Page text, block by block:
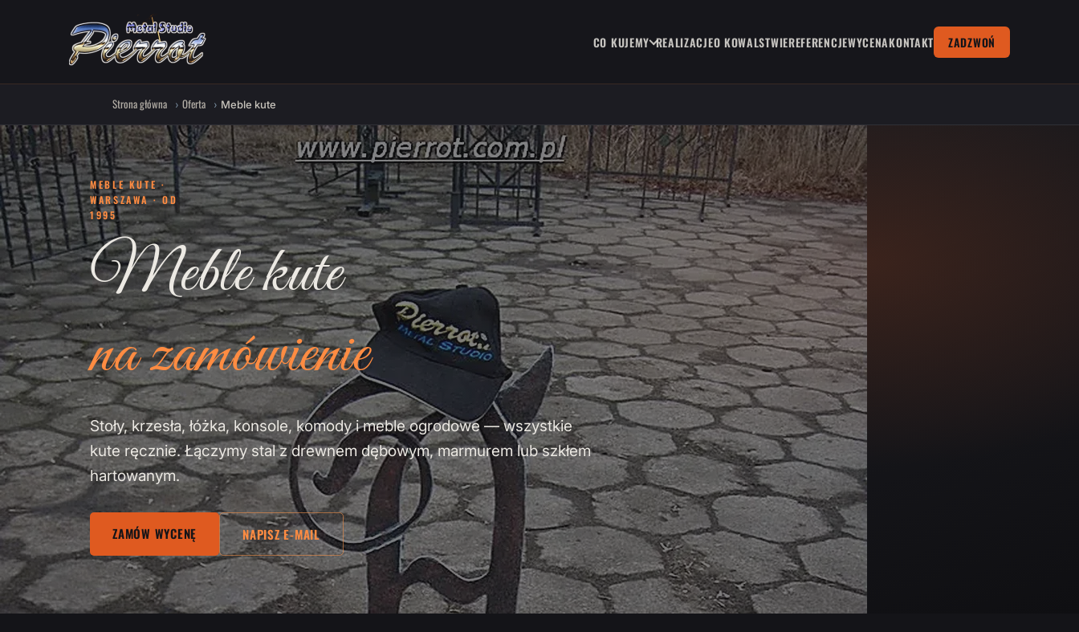
CO KUJEMY REALIZACJEO KOWALSTWIEREFERENCJEWYCENAKONTAKT ZADZWOŃ
Strona główna Oferta Meble kute
MEBLE KUTE ·
WARSZAWA · OD
1995
Meble kute
na zamówienie
Stoły, krzesła, łóżka, konsole, komody i meble ogrodowe — wszystkie
kute ręcznie. Łączymy stal z drewnem dębowym, marmurem lub szkłem
hartowanym.
ZAMÓW WYCENĘ NAPISZ E-MAIL